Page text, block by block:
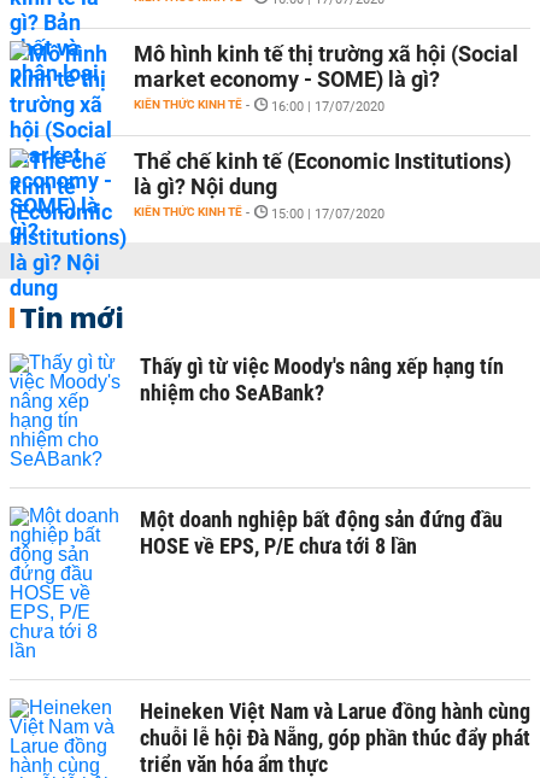
Mô hình kinh tế thị trường xã hội (Social
market economy - SOME) là gì?
KIẾN THỨC KINH TẾ - 16:00 | 17/07/2020
Thể chế kinh tế (Economic Institutions)
là gì? Nội dung
KIẾN THỨC KINH TẾ - 15:00 | 17/07/2020
Tin mới
Thấy gì từ việc Moody's nâng xếp hạng tín
nhiệm cho SeABank?
Một doanh nghiệp bất động sản đứng đầu
HOSE về EPS, P/E chưa tới 8 lần
Heineken Việt Nam và Larue đồng hành cùng
chuỗi lễ hội Đà Nẵng, góp phần thúc đẩy phát
triển văn hóa ẩm thực